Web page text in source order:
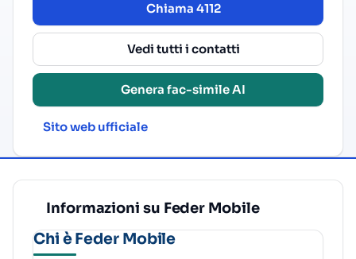
Chiama 4112
Vedi tutti i contatti
Genera fac-simile AI
Sito web ufficiale
Informazioni su Feder Mobile
Chi è Feder Mobile